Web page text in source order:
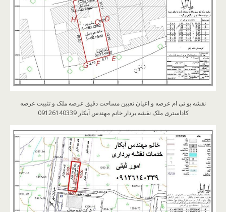
نقشه یو تی ام عرصه و اعیان تعیین مساحت دقیق عرصه ملک و تثبیت عرصه
کاداستری ملک نقشه بردار خانم مهندس آبکار 09126140339